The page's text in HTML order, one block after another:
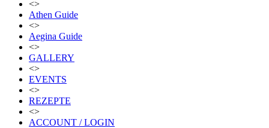
<>
Athen Guide
<>
Aegina Guide
<>
GALLERY
<>
EVENTS
<>
REZEPTE
<>
ACCOUNT / LOGIN